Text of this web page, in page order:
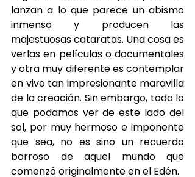
lanzan a lo que parece un abismo
inmenso y producen las
majestuosas cataratas. Una cosa es
verlas en películas o documentales
y otra muy diferente es contemplar
en vivo tan impresionante maravilla
de la creación. Sin embargo, todo lo
que podamos ver de este lado del
sol, por muy hermoso e imponente
que sea, no es sino un recuerdo
borroso de aquel mundo que
comenzó originalmente en el Edén.